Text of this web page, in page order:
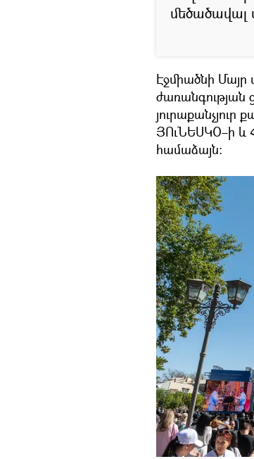
մեծածավալ
Էջմիածնի
ժառանգության
յուրաքանչյուր
ՅՈւՆԵՍԿՕ–ի և
համաձայն։